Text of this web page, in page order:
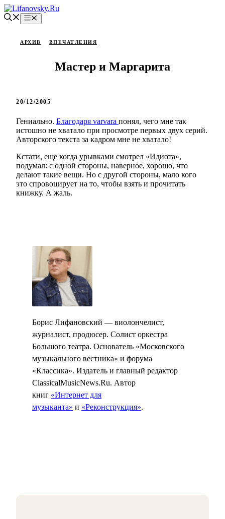
Перейти
к
содержимому
Меню
АРХИВ ВПЕЧАТЛЕНИЯ
Мастер и Маргарита
20/12/2005
Гениально. Благодаря varvara понял, чего мне так
истошно не хватало при просмотре первых двух серий.
Авторского текста за кадром мне не хватало!
Кстати, еще когда урывками смотрел «Идиота»,
подумал: с одной стороны, наверное, хорошо, что
делают такие вещи. Но с другой стороны, мало кого
это спровоцирует на то, чтобы взять и прочитать
книжку. А жаль.
Борис Лифановский — виолончелист,
журналист, продюсер. Солист оркестра
Большого театра. Основатель «Московского
музыкального вестника» и форума
«Классика». Издатель и главный редактор
ClassicalMusicNews.Ru. Автор
книг «Интернет для
музыканта» и «Реконструкция».